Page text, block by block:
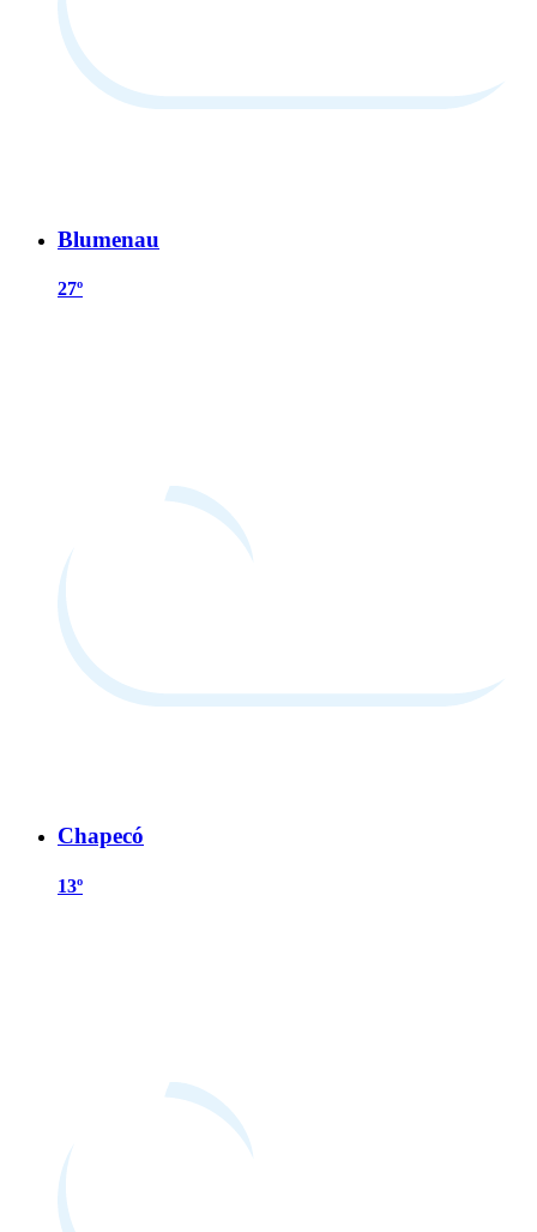
Blumenau
27º
Chapecó
13º